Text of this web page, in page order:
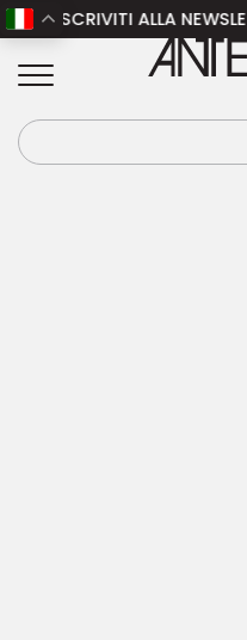
ISCRIVITI ALLA
Home /Donna/
donna / MARNI Giacca